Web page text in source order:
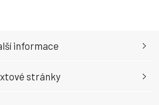
informace
stránky